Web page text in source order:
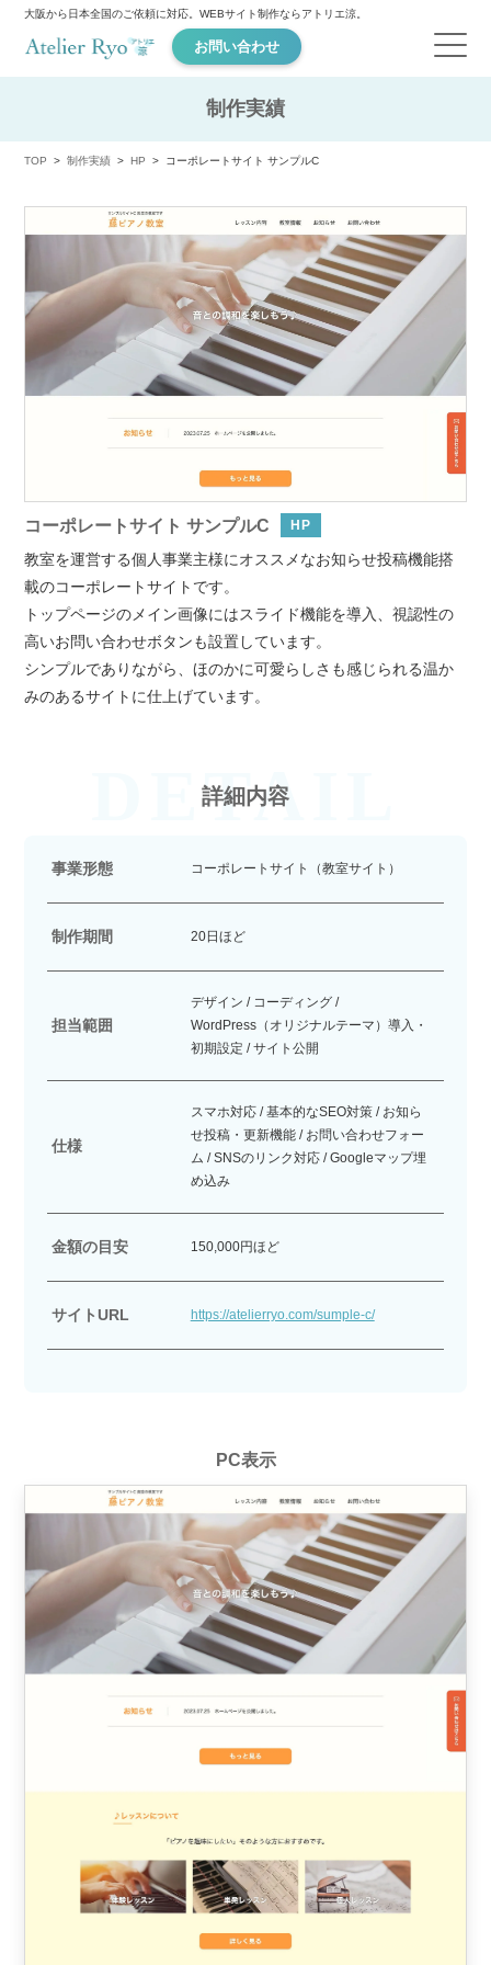
大阪から日本全国のご依頼に対応。WEBサイト制作ならアトリエ涼。
お問い合わせ
制作実績
TOP 制作実績 HP コーポレートサイト サンプルC
コーポレートサイト サンプルC HP
教室を運営する個人事業主様にオススメなお知らせ投稿機能搭
載のコーポレートサイトです。
トップページのメイン画像にはスライド機能を導入、視認性の
高いお問い合わせボタンも設置しています。
シンプルでありながら、ほのかに可愛らしさも感じられる温か
みのあるサイトに仕上げています。
詳細内容
DETAIL
事業形態 コーポレートサイト（教室サイト）
制作期間 20日ほど
担当範囲
デザイン / コーディング /
WordPress（オリジナルテーマ）導入・
初期設定 / サイト公開
仕様
スマホ対応 / 基本的なSEO対策 / お知ら
せ投稿・更新機能 / お問い合わせフォー
ム / SNSのリンク対応 / Googleマップ埋
め込み
金額の目安 150,000円ほど
サイトURL https://atelierryo.com/sumple-c/
PC表示